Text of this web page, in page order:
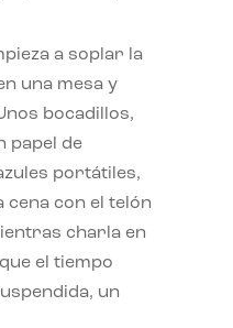
a soplar la
una mesa y
bocadillos,
papel de
portátiles,
cena con el telón
charla en
el tiempo
un